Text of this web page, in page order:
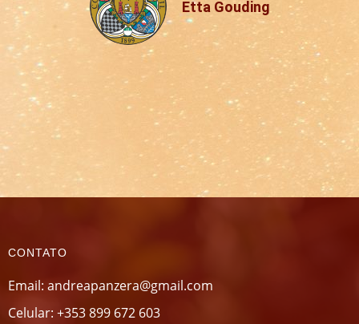
Etta Gouding
CONTATO
Email: andreapanzera@gmail.com
Celular: +353 899 672 603